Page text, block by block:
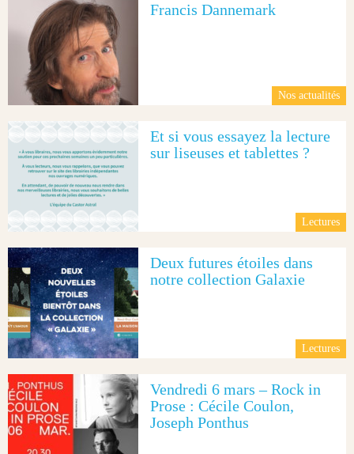
Nos actualités
Francis Dannemark
Lectures
Et si vous essayez la lecture
sur liseuses et tablettes ?
Lectures
Deux futures étoiles dans
notre collection Galaxie
Vendredi 6 mars – Rock in
Prose : Cécile Coulon,
Joseph Ponthus